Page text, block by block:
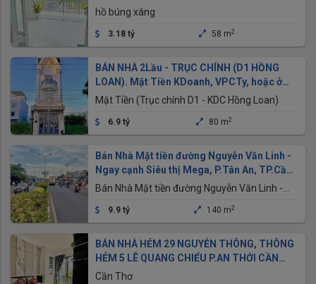
đường nhựa
hồ búng xáng
3.18 tỷ 58 m2
BÁN NHÀ 2Lầu - TRỤC CHÍNH (D1 HỒNG
LOAN). Mặt Tiền KDoanh, VPCTy, hoặc ở
Sang trọng
Mặt Tiền (Trục chính D1 - KDC Hồng Loan)
6.9 tỷ 80 m2
Bán Nhà Mặt tiền đường Nguyễn Văn Linh -
Ngay cạnh Siêu thị Mega, P.Tân An, TP.Cần
Thơ
Bán Nhà Mặt tiền đường Nguyễn Văn Linh -
Thơ
9.9 tỷ 140 m2
BÁN NHÀ HẺM 29 NGUYỄN THÔNG, THÔNG
HẺM 5 LÊ QUANG CHIỂU P.AN THỚI CẦN
THƠ
Cần Thơ